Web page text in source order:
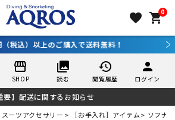
favorite 0
shopping_cart
税込）以上のご購入で送料無料！
storefront
SHOP
collections
読む
history
閲覧履歴
person
ログイン
要】配送に関するお知らせ
スーツアクセサリー ［お手入れ］アイテム
ソフナー